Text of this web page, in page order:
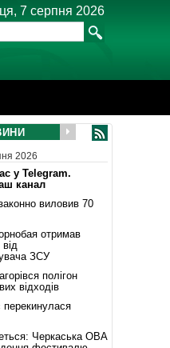
7 серпня 2026
2026
у Telegram.
канал
виловив 70
отримав
ЗСУ
полігон
відходів
перекинулася
Черкаська ОВА